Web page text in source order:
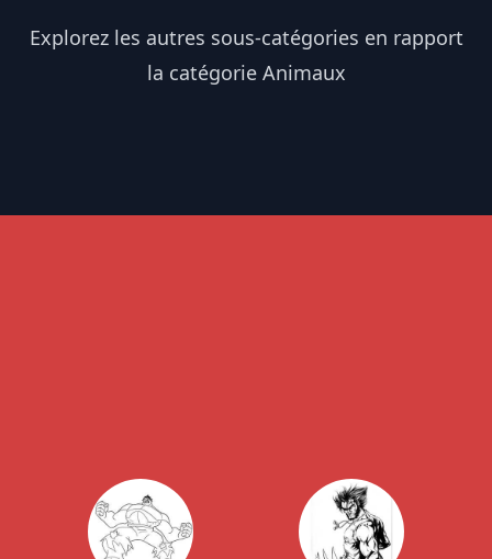
Explorez les autres sous-catégories en rapport
la catégorie Animaux